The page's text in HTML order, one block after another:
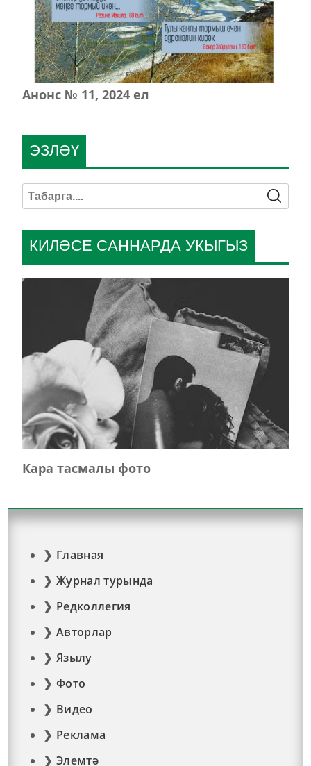
Анонс № 11, 2024 ел
КИЛӘСЕ САННАРДА УКЫГЫЗ
Кара тасмалы фото
ЭЗЛӘҮ
Главная
Журнал турында
Редколлегия
Авторлар
Язылу
Фото
Видео
Реклама
Элемтә